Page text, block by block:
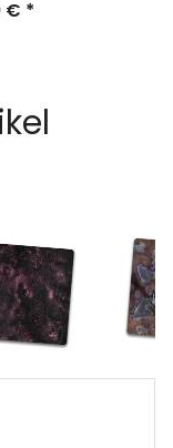
€ *
6x4 Alien